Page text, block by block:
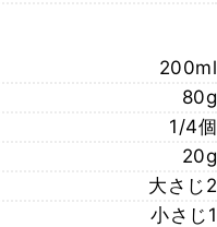
200ml
80g
1/4個
20g
大さじ2
小さじ1